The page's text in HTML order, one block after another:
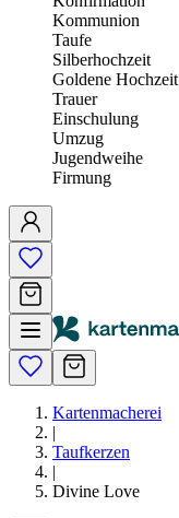
Kommunion
Taufe
Silberhochzeit
Goldene Hochzeit
Trauer
Einschulung
Umzug
Jugendweihe
Firmung
Kartenmacherei
|
Taufkerzen
|
Divine Love